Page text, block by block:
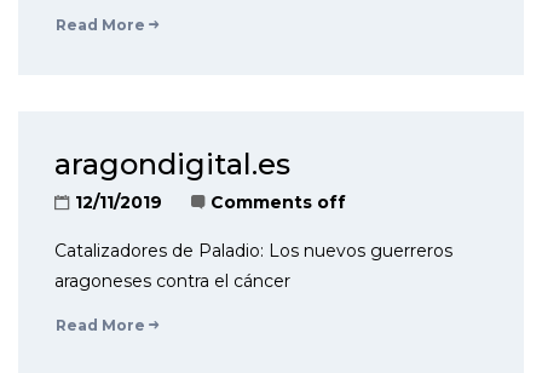
Read More
aragondigital.es
12/11/2019 Comments off
Catalizadores de Paladio: Los nuevos guerreros
aragoneses contra el cáncer
Read More